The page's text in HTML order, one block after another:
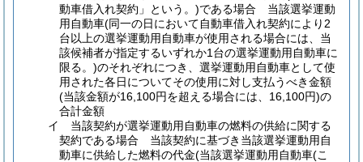
動車借入れ契約」という。)である場合 当該選挙運動
用自動車(同一の日において自動車借入れ契約により2
台以上の選挙運動用自動車が使用される場合には、当
該候補者が指定するいずれか1台の選挙運動用自動車に
限る。)のそれぞれにつき、選挙運動用自動車として使
用された各日についてその使用に対し支払うべき金額
(当該金額が16,100円を超える場合には、16,100円)の
合計金額
イ
当該契約が選挙運動用自動車の燃料の供給に関する
契約である場合 当該契約に基づき当該選挙運動用自
動車に供給した燃料の代金(当該選挙運動用自動車(こ